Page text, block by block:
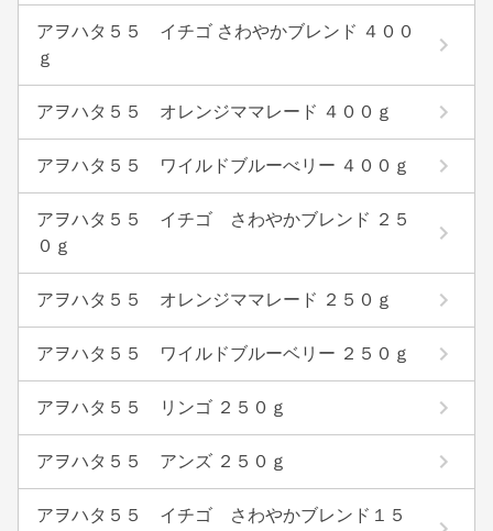
アヲハタ５５ イチゴ さわやかブレンド ４００
ｇ
アヲハタ５５ オレンジママレード ４００ｇ
アヲハタ５５ ワイルドブルーべリー ４００ｇ
アヲハタ５５ イチゴ さわやかブレンド ２５
０ｇ
アヲハタ５５ オレンジママレード ２５０ｇ
アヲハタ５５ ワイルドブルーベリー ２５０ｇ
アヲハタ５５ リンゴ ２５０ｇ
アヲハタ５５ アンズ ２５０ｇ
アヲハタ５５ イチゴ さわやかブレンド１５